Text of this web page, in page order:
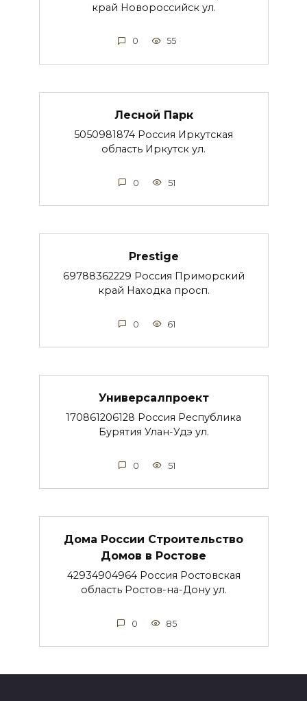
край Новороссийск ул.
0 55
Лесной Парк
5050981874 Россия Иркутская
область Иркутск ул.
0 51
Prestige
69788362229 Россия Приморский
край Находка просп.
0 61
Универсалпроект
170861206128 Россия Республика
Бурятия Улан-Удэ ул.
0 51
Дома России Строительство
Домов в Ростове
42934904964 Россия Ростовская
область Ростов-на-Дону ул.
0 85